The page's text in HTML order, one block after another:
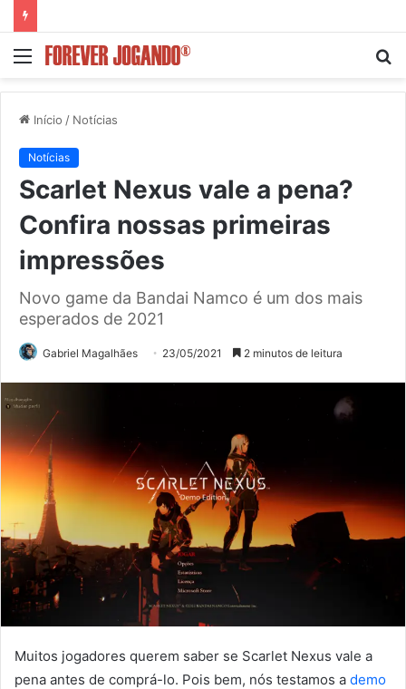
Menu
Início / Notícias
Notícias
Scarlet Nexus vale a pena?
Confira nossas primeiras
impressões
Novo game da Bandai Namco é um dos mais
esperados de 2021
Gabriel Magalhães 23/05/2021 2 minutos de leitura
Muitos jogadores querem saber se Scarlet Nexus vale a
pena antes de comprá-lo. Pois bem, nós testamos a demo